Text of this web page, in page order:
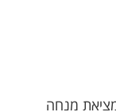
מנחה